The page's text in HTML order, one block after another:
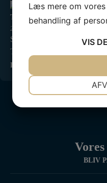
Tilmelding til teoretisk
20. august 2025
Så er tilmeldingen til
Tag en…
LÆS MERE »
BLIV
Læs mere om
behandling af
VIS